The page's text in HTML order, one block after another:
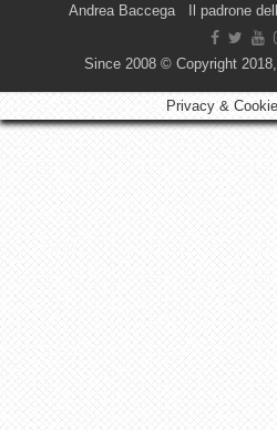
Andrea Baccega Il padrone
Since 2008 © Copyright
Privacy &